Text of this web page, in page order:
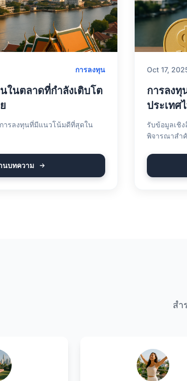
การลงทุน
ในตลาดที่กำลังเติบโต
การลงทุนที่มีแนวโน้มดีที่สุดใน
นบทความ
Oct 17,
การลงทุ
ประเทศ
รับข้อมูลเชิ
พิจารณาสำ
สำ